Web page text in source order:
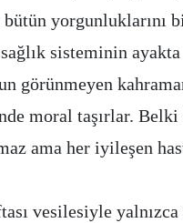
yorgunluklarını
sisteminin
görünmeyen
moral taşırlar.
ama her iyileşen
vesilesiyle